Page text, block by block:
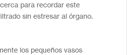
para recordar este
sin estresar al órgano.
los pequeños vasos